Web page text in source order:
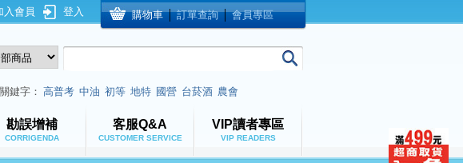
購物車 │訂單查詢 │會員專區
登入
入會員
鍵字： 高普考 中油 初等 地特 國營 台菸酒 農會
勘誤增補
CORRIGENDA
客服Q&A
CUSTOMER SERVICE
VIP讀者專區
VIP READERS